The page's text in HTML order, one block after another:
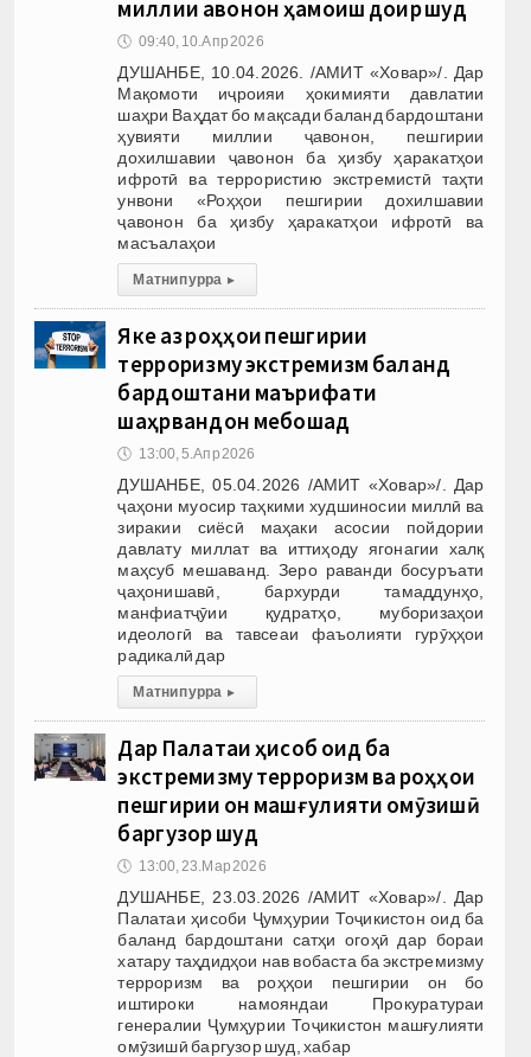
миллии ҷавонон ҳамоиш доир шуд
🕔 09:40, 10.Апр 2026
ДУШАНБЕ, 10.04.2026. /АМИТ «Ховар»/. Дар
Мақомоти иҷроияи ҳокимияти давлатии
шаҳри Ваҳдат бо мақсади баланд бардоштани
ҳувияти миллии ҷавонон, пешгирии
дохилшавии ҷавонон ба ҳизбу ҳаракатҳои
ифротӣ ва террористию экстремистӣ таҳти
унвони «Роҳҳои пешгирии дохилшавии
ҷавонон ба ҳизбу ҳаракатҳои ифротӣ ва
масъалаҳои
Матни пурра ▸
Яке аз роҳҳои пешгирии
терроризму экстремизм баланд
бардоштани маърифати
шаҳрвандон мебошад
🕔 13:00, 5.Апр 2026
ДУШАНБЕ, 05.04.2026 /АМИТ «Ховар»/. Дар
ҷаҳони муосир таҳкими худшиносии миллӣ ва
зиракии сиёсӣ маҳаки асосии пойдории
давлату миллат ва иттиҳоду ягонагии халқ
маҳсуб мешаванд. Зеро раванди босуръати
ҷаҳонишавӣ, бархурди тамаддунҳо,
манфиатҷӯии қудратҳо, муборизаҳои
идеологӣ ва тавсеаи фаъолияти гурӯҳҳои
радикалӣ дар
Матни пурра ▸
Дар Палатаи ҳисоб оид ба
экстремизму терроризм ва роҳҳои
пешгирии он машғулияти омӯзишӣ
баргузор шуд
🕔 13:00, 23.Мар 2026
ДУШАНБЕ, 23.03.2026 /АМИТ «Ховар»/. Дар
Палатаи ҳисоби Ҷумҳурии Тоҷикистон оид ба
баланд бардоштани сатҳи огоҳӣ дар бораи
хатару таҳдидҳои нав вобаста ба экстремизму
терроризм ва роҳҳои пешгирии он бо
иштироки намояндаи Прокуратураи
генералии Ҷумҳурии Тоҷикистон машғулияти
омӯзишӣ баргузор шуд, хабар